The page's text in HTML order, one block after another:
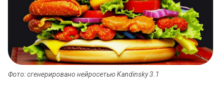
Фото: сгенерировано нейросетью Kandinsky 3.1